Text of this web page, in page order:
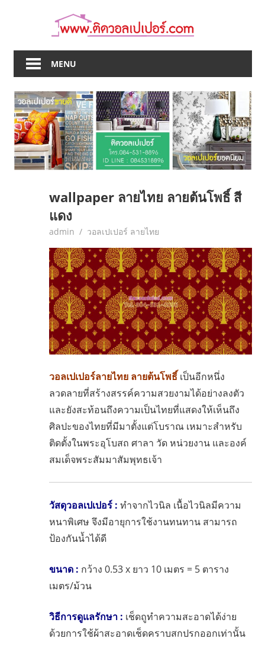
MENU
wallpaper ลายไทย ลายต้นโพธิ์ สี
แดง
May 17, 2017
admin วอลเปเปอร์ ลายไทย
วอลเปเปอร์ลายไทย ลายต้นโพธิ์เป็นอีกหนึ่ง
ลวดลายที่สร้างสรรค์ความสวยงามได้อย่างลงตัว
และยังสะท้อนถึงความเป็นไทยที่แสดงให้เห็นถึง
ศิลปะของไทยที่มีมาตั้งแต่โบราณ เหมาะสำหรับ
ติดตั้งในพระอุโบสถ ศาลา วัด หน่วยงาน และองค์
สมเด็จพระสัมมาสัมพุทธเจ้า
วัสดุวอลเปเปอร์ : ทำจากไวนิล เนื้อไวนิลมีความ
หนาพิเศษ จึงมีอายุการใช้งานทนทานสามารถ
ป้องกันน้ำได้ดี
ขนาด : กว้าง 0.53 x ยาว 10 เมตร = 5 ตาราง
เมตร/ม้วน
วิธีการดูแลรักษา : เช็ดถูทำความสะอาดได้ง่าย
ด้วยการใช้ผ้าสะอาดเช็ดคราบสกปรกออกเท่านั้น